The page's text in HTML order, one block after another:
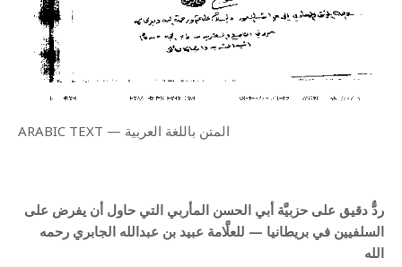
ARABIC TEXT — المتن باللغة العربية
ردٌّ دقيق على حزبيَّة أبي الحسن المأربي التي حاول أن يفرض على
السلفيين في بريطانيا — للعلَّامة عبيد بن عبدالله الجابري رحمه
الله